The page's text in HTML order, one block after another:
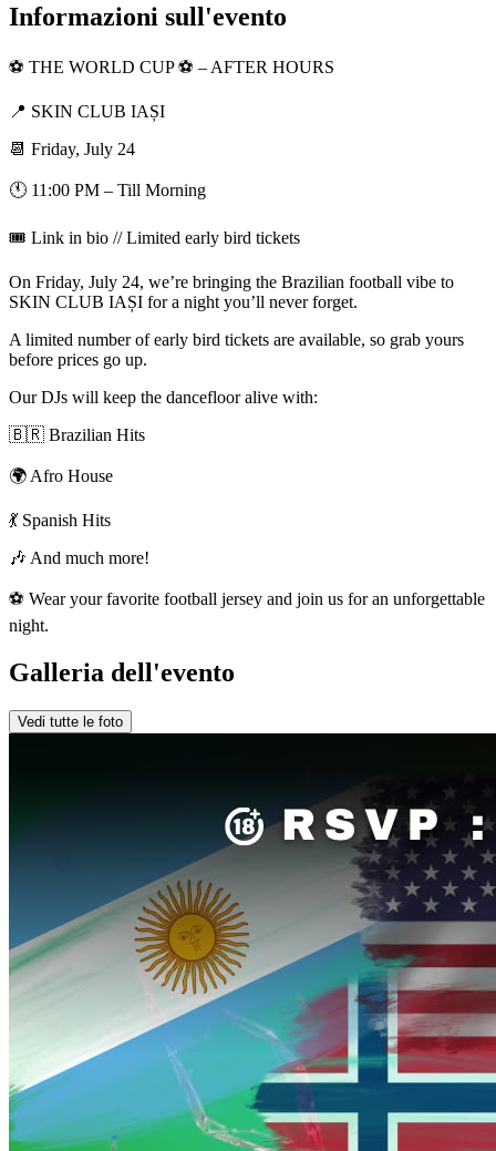
Informazioni sull'evento
⚽️ THE WORLD CUP ⚽️ – AFTER HOURS
📍 SKIN CLUB IAȘI
📆 Friday, July 24
🕚 11:00 PM – Till Morning
🎟️ Link in bio // Limited early bird tickets
On Friday, July 24, we’re bringing the Brazilian football vibe to
SKIN CLUB IAȘI for a night you’ll never forget.
A limited number of early bird tickets are available, so grab yours
before prices go up.
Our DJs will keep the dancefloor alive with:
🇧🇷 Brazilian Hits
🌍 Afro House
💃 Spanish Hits
🎶 And much more!
⚽️ Wear your favorite football jersey and join us for an unforgettable
night.
Galleria dell'evento
Vedi tutte le foto